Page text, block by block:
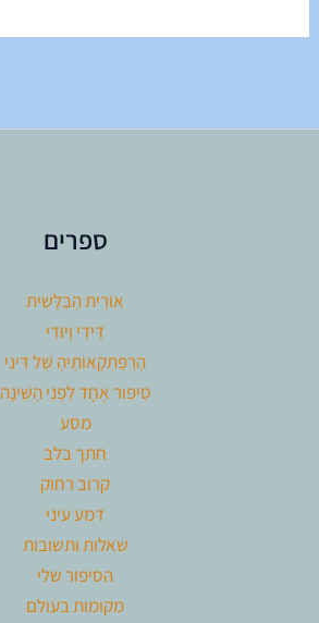
ספרים
אוֹרִית הַבַּלָּשִׁית
דִּידִי וְיוּדִי
הַרְפַּתְקָאוֹתֶיהָ שֶׁל דִּינִי
סִיפּוּר אֶחָד לִפְנֵי הַשֵּׁינָה
מסע
חתך בלב
קרוב רחוק
דמע עיני
שאלות ותשובות
הסיפור שלי
מקומות בעולם